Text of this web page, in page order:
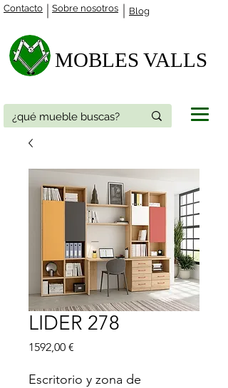
Contacto Blog
Sobre nosotros
MOBLES VALLS​
LIDER 278
1592,00 €
Escritorio y zona de